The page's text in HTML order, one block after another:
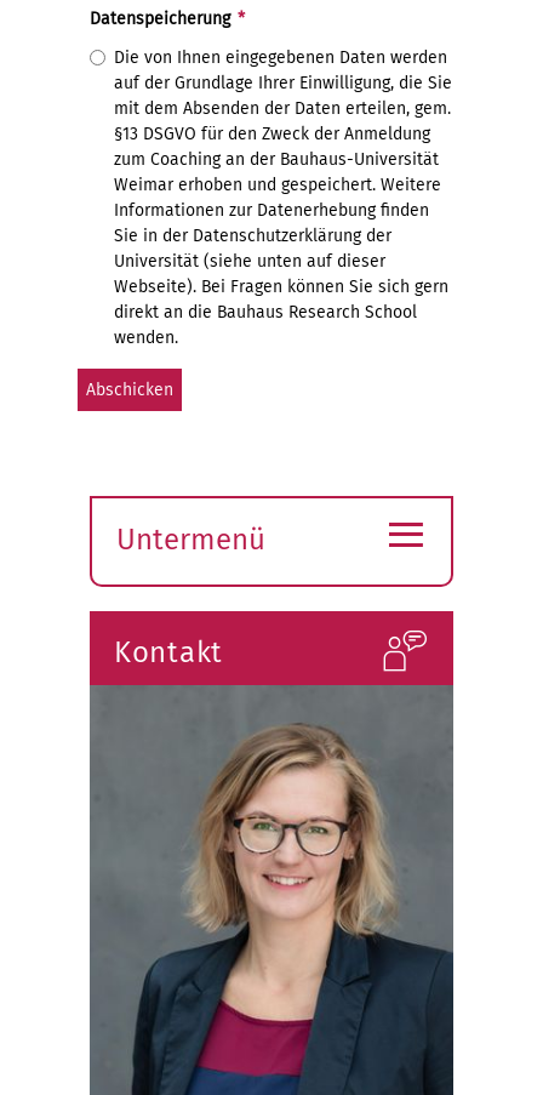
Datenspeicherung *
Die von Ihnen eingegebenen Daten werden
auf der Grundlage Ihrer Einwilligung, die Sie
mit dem Absenden der Daten erteilen, gem.
§13 DSGVO für den Zweck der Anmeldung
zum Coaching an der Bauhaus-Universität
Weimar erhoben und gespeichert. Weitere
Informationen zur Datenerhebung finden
Sie in der Datenschutzerklärung der
Universität (siehe unten auf dieser
Webseite). Bei Fragen können Sie sich gern
direkt an die Bauhaus Research School
wenden.
Untermenü
öffnen
≡
Kontakt